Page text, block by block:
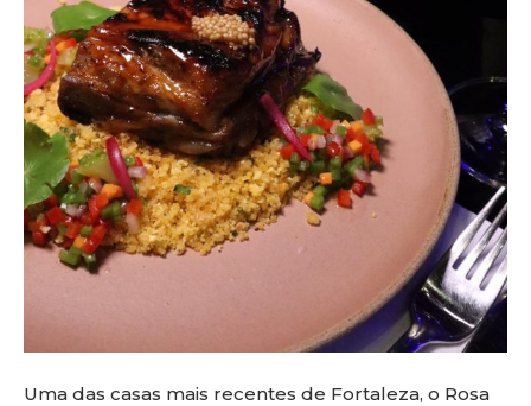
Uma das casas mais recentes de Fortaleza, o Rosa